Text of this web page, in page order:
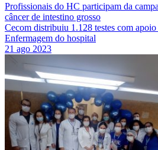
Profissionais do HC participam da
câncer de intestino grosso
Cecom distribuiu 1.128 testes com
Enfermagem do hospital
21 ago 2023